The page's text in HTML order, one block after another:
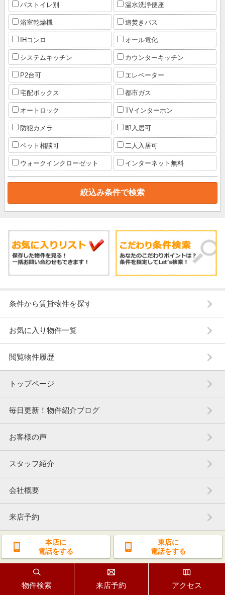
バストイレ別 温水洗浄便座
浴室乾燥機 追焚きバス
IHコンロ オール電化
システムキッチン カウンターキッチン
P2台可 エレベーター
宅配ボックス 都市ガス
オートロック TVインターホン
防犯カメラ 即入居可
ペット相談可 二人入居可
ウォークインクローゼット インターネット無料
条件から賃貸物件を探す
お気に入り物件一覧
閲覧物件履歴
トップページ
毎日更新！物件紹介ブログ
お客様の声
スタッフ紹介
会社概要
来店予約
本店に
電話をする
東店に
電話をする
物件検索 来店予約 アクセス